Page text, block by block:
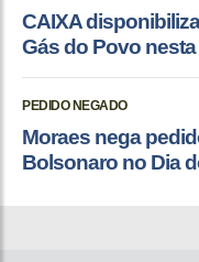
CAIXA
Gás do Povo
PEDIDO NEGADO
Moraes nega
Bolsonaro no Dia